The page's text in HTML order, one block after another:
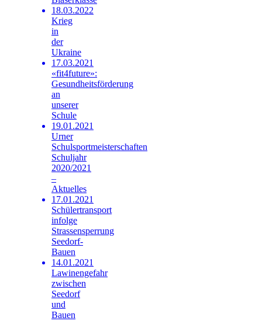
18.03.2022
Krieg
in
der
Ukraine
17.03.2021
«fit4future»:
Gesundheitsförderung
an
unserer
Schule
19.01.2021
Urner
Schulsportmeisterschaften
Schuljahr
2020/2021
–
Aktuelles
17.01.2021
Schülertransport
infolge
Strassensperrung
Seedorf-
Bauen
14.01.2021
Lawinengefahr
zwischen
Seedorf
und
Bauen